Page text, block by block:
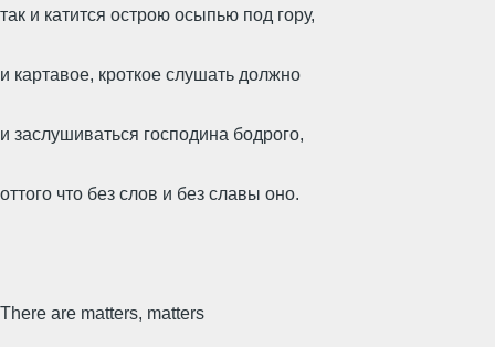
так и катится острою осыпью под гору,
и картавое, кроткое слушать должно
и заслушиваться господина бодрого,
оттого что без слов и без славы оно.
There are matters, matters